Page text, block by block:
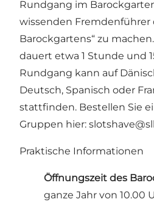
Rundgang im
wissenden Fremdenführer
Barockgartens“ zu
dauert etwa 1 Stunde und
Rundgang kann auf
Deutsch, Spanisch oder
stattfinden. Bestellen Sie
Gruppen hier:
Praktische Informationen
Öffnungszeit des
ganze Jahr von 10.00